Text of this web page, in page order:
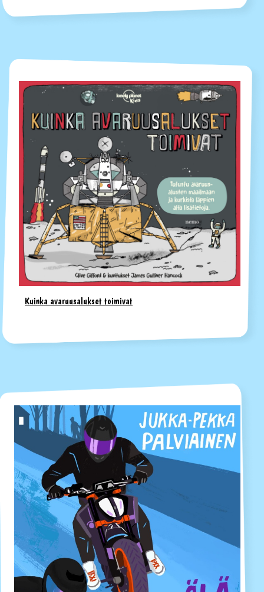
Kuinka avaruusalukset toimivat